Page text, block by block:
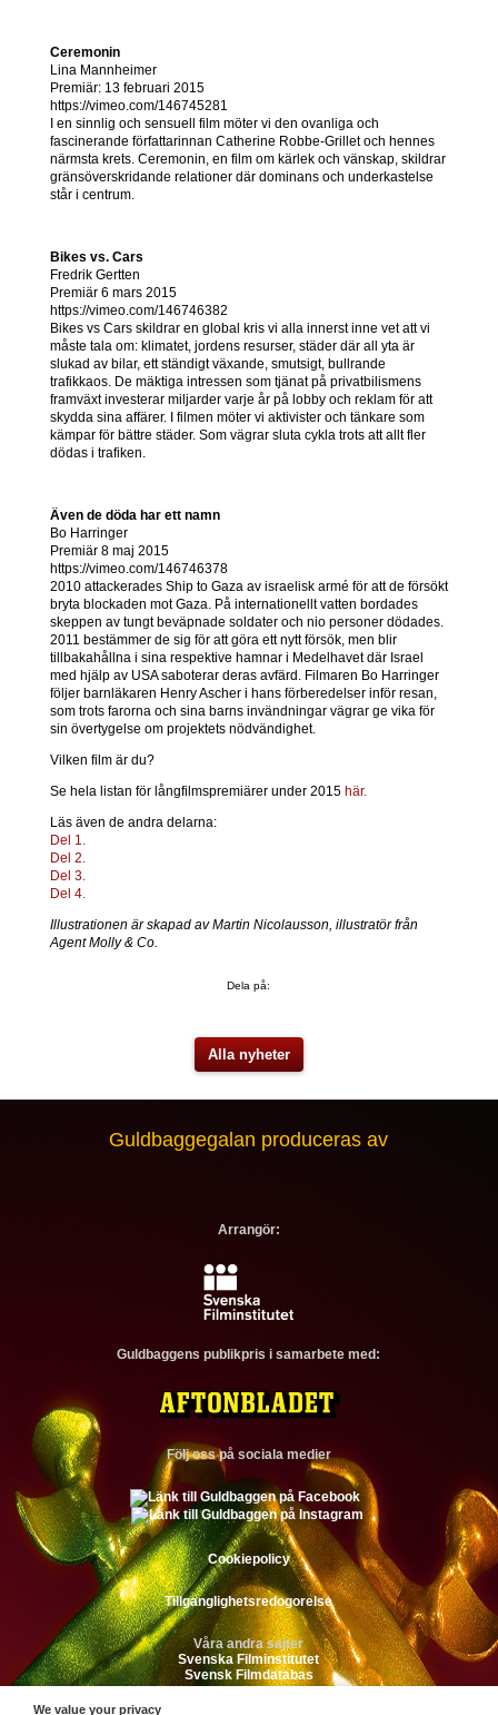
Ceremonin
Lina Mannheimer
Premiär: 13 februari 2015
https://vimeo.com/146745281
I en sinnlig och sensuell film möter vi den ovanliga och
fascinerande författarinnan Catherine Robbe-Grillet och hennes
närmsta krets. Ceremonin, en film om kärlek och vänskap, skildrar
gränsöverskridande relationer där dominans och underkastelse
står i centrum.
Bikes vs. Cars
Fredrik Gertten
Premiär 6 mars 2015
https://vimeo.com/146746382
Bikes vs Cars skildrar en global kris vi alla innerst inne vet att vi
måste tala om: klimatet, jordens resurser, städer där all yta är
slukad av bilar, ett ständigt växande, smutsigt, bullrande
trafikkaos. De mäktiga intressen som tjänat på privatbilismens
framväxt investerar miljarder varje år på lobby och reklam för att
skydda sina affärer. I filmen möter vi aktivister och tänkare som
kämpar för bättre städer. Som vägrar sluta cykla trots att allt fler
dödas i trafiken.
Även de döda har ett namn
Bo Harringer
Premiär 8 maj 2015
https://vimeo.com/146746378
2010 attackerades Ship to Gaza av israelisk armé för att de försökt
bryta blockaden mot Gaza. På internationellt vatten bordades
skeppen av tungt beväpnade soldater och nio personer dödades.
2011 bestämmer de sig för att göra ett nytt försök, men blir
tillbakahållna i sina respektive hamnar i Medelhavet där Israel
med hjälp av USA saboterar deras avfärd. Filmaren Bo Harringer
följer barnläkaren Henry Ascher i hans förberedelser inför resan,
som trots farorna och sina barns invändningar vägrar ge vika för
sin övertygelse om projektets nödvändighet.
Vilken film är du?
Se hela listan för långfilmspremiärer under 2015 här.
Läs även de andra delarna:
Del 1.
Del 2.
Del 3.
Del 4.
Illustrationen är skapad av Martin Nicolausson, illustratör från
Agent Molly & Co.
Dela på:
Alla nyheter
Guldbaggegalan produceras av
Arrangör:
Guldbaggens publikpris i samarbete med:
Följ oss på sociala medier
Cookiepolicy
Tillganglighetsredogorelse
Våra andra sajter
Svenska Filminstitutet
Svensk Filmdatabas
We value your privacy